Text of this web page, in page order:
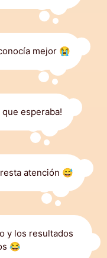
mejor 😭
esperaba!
atención 😅
y los resultados
😂